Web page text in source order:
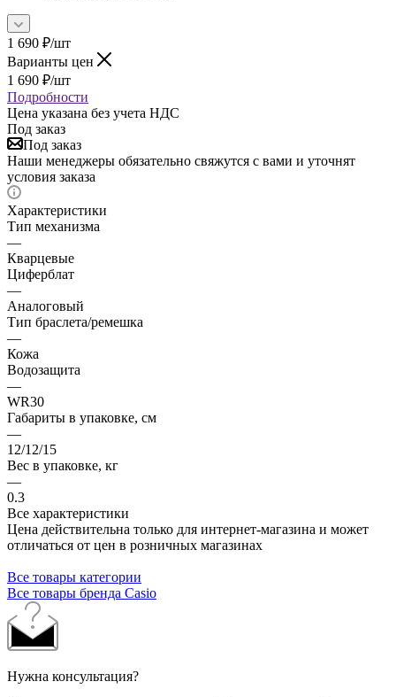
1 690 ₽/шт
Варианты цен
1 690 ₽/шт
Подробности
Цена указана без учета НДС
Под заказ
Под заказ
Наши менеджеры обязательно свяжутся с вами и уточнят
условия заказа
Характеристики
Тип механизма
—
Кварцевые
Циферблат
—
Аналоговый
Тип браслета/ремешка
—
Кожа
Водозащита
—
WR30
Габариты в упаковке, см
—
12/12/15
Вес в упаковке, кг
—
0.3
Все характеристики
Цена действительна только для интернет-магазина и может
отличаться от цен в розничных магазинах
Все товары категории
Все товары бренда Casio
Нужна консультация?